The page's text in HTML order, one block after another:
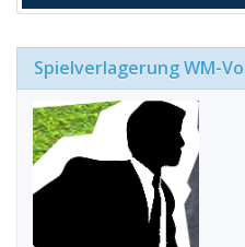
Spielverlagerung WM-